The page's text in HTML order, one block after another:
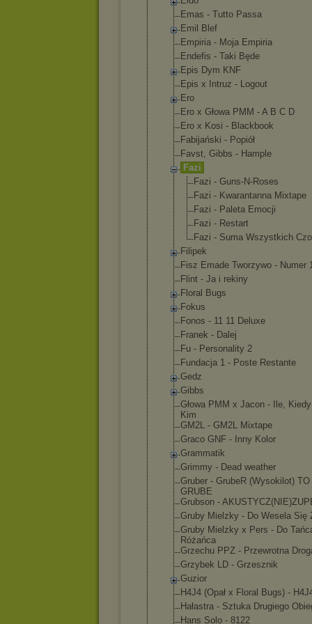
Emas - Tutto Passa
Emil Blef
Empiria - Moja Empiria
Endefis - Taki Będe
Epis Dym KNF
Epis x Intruz - Logout
Ero
Ero x Głowa PMM - A B C D
Ero x Kosi - Blackbook
Fabijański - Popiół
Favst, Gibbs - Hample
Fazi
Fazi - Guns-N-Roses
Fazi - Kwarantanna Mixtape
Fazi - Paleta Emocji
Fazi - Restart
Fazi - Suma Wszystkich
Filipek
Fisz Emade Tworzywo - Numer
Flint - Ja i rekiny
Floral Bugs
Fokus
Fonos - 11 11 Deluxe
Franek - Dalej
Fu - Personality 2
Fundacja 1 - Poste Restante
Gedz
Gibbs
Głowa PMM x Jacon - Ile,
Kim
GM2L - GM2L Mixtape
Graco GNF - Inny Kolor
Grammatik
Grimmy - Dead weather
Gruber - GrubeR (Wysokilot)
GRUBE
Grubson - AKUSTYCZ(NI
Gruby Mielzky - Do Wesela Się
Gruby Mielzky x Pers - Do
Różańca
Grzechu PPZ - Przewrotna
Grzybek LD - Grzesznik
Guzior
H4J4 (Opał x Floral Bugs) -
Hałastra - Sztuka Drugiego
Hans Solo - 8122